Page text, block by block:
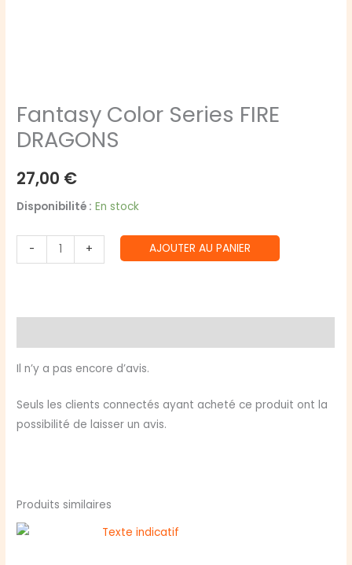
Fantasy Color Series FIRE
DRAGONS
27,00 €
Disponibilité : En stock
-
quantité
de
DRAGONS
+ AJOUTER AU PANIER
Il n’y a pas encore d’avis.
Seuls les clients connectés ayant acheté ce produit ont la
possibilité de laisser un avis.
Produits similaires